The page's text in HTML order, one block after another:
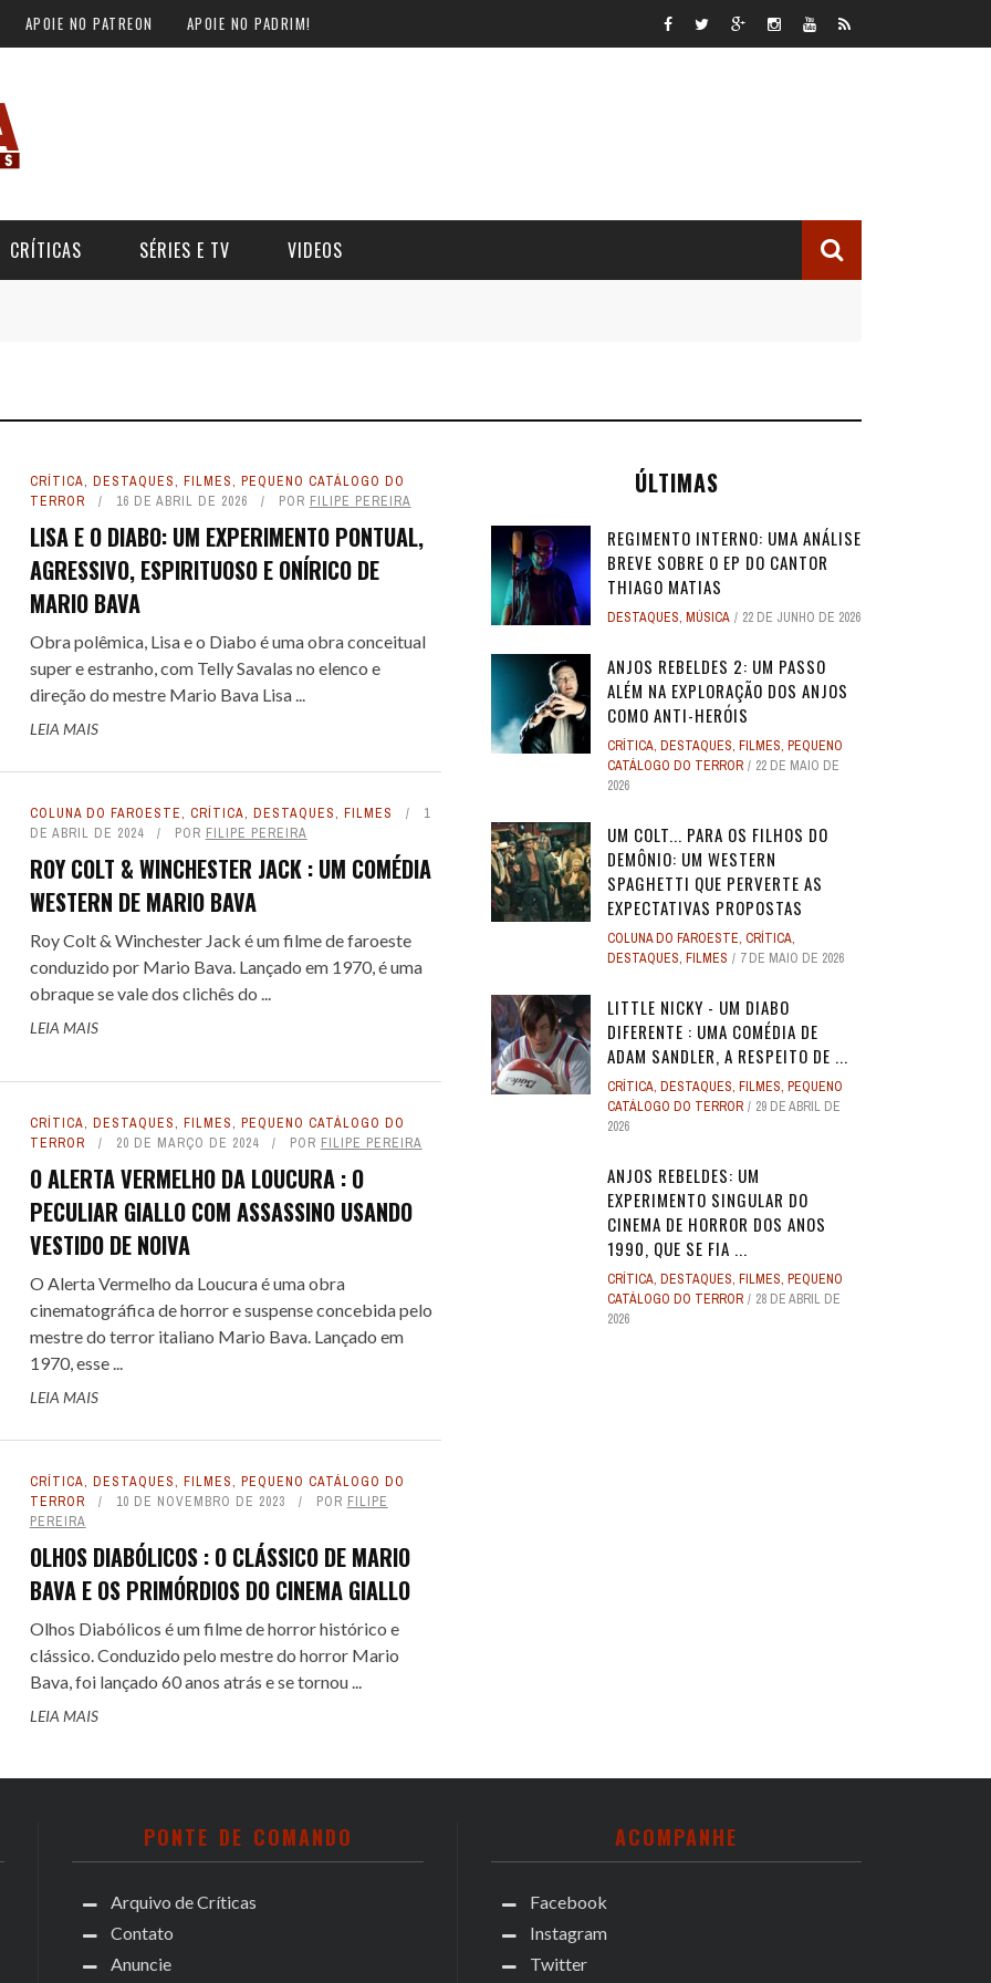
APOIE NO PATREON APOIE NO PADRIM!
SPOILER #151 - AVATAR -
A HORA DE PARAR
DEZEMBRO DE 2025
ALERTA DE SPOILER #150 -
QUARTETO FANTÁSTICO - PRIMEIROS
SUPERMAN
17 DE JULHO DE 2025
PARA OS FILHOS DO
UM WESTERN SPAGHETTI
QUE PERVERTE ...
7 DE MAIO DE 2026
LITTLE NICKY - UM DIABO
DIFERENTE : UMA COMÉDIA DE ADAM
12
ANJOS REBELDES: UM EXPERIMENTO
SINGULAR DO CINEMA DE HORROR
DOS ANOS 1990, ...
28 DE ABRIL DE 2026 3
CRÍTICAS
PARA OS FILHOS DO
UM WESTERN SPAGHETTI
QUE PERVERTE ...
7 DE MAIO DE 2026
LITTLE NICKY - UM DIABO
DIFERENTE : UMA COMÉDIA DE ADAM
12
ANJOS REBELDES: UM EXPERIMENTO
SINGULAR DO CINEMA DE HORROR
DOS ANOS 1990, ...
28 DE ABRIL DE 2026 3
SÉRIES E TV
DE CAVALEIROS DO
ZODÍACO
DE 2026
TREMEMBÉ - A PRISÃO DOS
FAMOSOS: QUANDO O TRUE CRIME
2
VERÃO PASSADO: UMA SÉRIE JUVENIL
...
4 DE JULHO DE 2025 32
VIDEOS
TRAP: O FILME COM O
MOUSE ASSASSINO
AGOSTO DE 2024
ALERTA DICAS #09 - GOTHAM
CENTRAL
MENINO LOBO
31 DE AGOSTO DE 2016
CRÍTICA, DESTAQUES, FILMES, PEQUENO CATÁLOGO DO
TERROR
16 DE ABRIL DE 2026 POR FILIPE PEREIRA
LISA E O DIABO: UM EXPERIMENTO PONTUAL,
AGRESSIVO, ESPIRITUOSO E ONÍRICO DE
MARIO BAVA
Obra polêmica, Lisa e o Diabo é uma obra conceitual
super e estranho, com Telly Savalas no elenco e
direção do mestre Mario Bava Lisa ...
LEIA MAIS
COLUNA DO FAROESTE, CRÍTICA, DESTAQUES, FILMES
1
DE ABRIL DE 2024
POR FILIPE PEREIRA
ROY COLT & WINCHESTER JACK : UM COMÉDIA
WESTERN DE MARIO BAVA
Roy Colt & Winchester Jack é um filme de faroeste
conduzido por Mario Bava. Lançado em 1970, é uma
obraque se vale dos clichês do ...
LEIA MAIS
CRÍTICA, DESTAQUES, FILMES, PEQUENO CATÁLOGO DO
TERROR
20 DE MARÇO DE 2024 POR FILIPE PEREIRA
O ALERTA VERMELHO DA LOUCURA : O
PECULIAR GIALLO COM ASSASSINO USANDO
VESTIDO DE NOIVA
O Alerta Vermelho da Loucura é uma obra
cinematográfica de horror e suspense concebida pelo
mestre do terror italiano Mario Bava. Lançado em
1970, esse ...
LEIA MAIS
CRÍTICA, DESTAQUES, FILMES, PEQUENO CATÁLOGO DO
TERROR
10 DE NOVEMBRO DE 2023 POR FILIPE
PEREIRA
OLHOS DIABÓLICOS : O CLÁSSICO DE MARIO
BAVA E OS PRIMÓRDIOS DO CINEMA GIALLO
Olhos Diabólicos é um filme de horror histórico e
clássico. Conduzido pelo mestre do horror Mario
Bava, foi lançado 60 anos atrás e se tornou ...
LEIA MAIS
ÚLTIMAS
REGIMENTO INTERNO: UMA ANÁLISE
BREVE SOBRE O EP DO CANTOR
THIAGO MATIAS
DESTAQUES, MÚSICA 22 DE JUNHO DE 2026
ANJOS REBELDES 2: UM PASSO
ALÉM NA EXPLORAÇÃO DOS ANJOS
COMO ANTI-HERÓIS
CRÍTICA, DESTAQUES, FILMES, PEQUENO
CATÁLOGO DO TERROR
22 DE MAIO DE
2026
UM COLT... PARA OS FILHOS DO
DEMÔNIO: UM WESTERN
SPAGHETTI QUE PERVERTE AS
EXPECTATIVAS PROPOSTAS
COLUNA DO FAROESTE, CRÍTICA,
DESTAQUES, FILMES 7 DE MAIO DE 2026
LITTLE NICKY - UM DIABO
DIFERENTE : UMA COMÉDIA DE
ADAM SANDLER, A RESPEITO DE ...
CRÍTICA, DESTAQUES, FILMES, PEQUENO
CATÁLOGO DO TERROR
29 DE ABRIL DE
2026
ANJOS REBELDES: UM
EXPERIMENTO SINGULAR DO
CINEMA DE HORROR DOS ANOS
1990, QUE SE FIA ...
CRÍTICA, DESTAQUES, FILMES, PEQUENO
CATÁLOGO DO TERROR
28 DE ABRIL DE
2026
PONTE DE COMANDO
Arquivo de Críticas
Contato
Anuncie
ACOMPANHE
Facebook
Instagram
Twitter